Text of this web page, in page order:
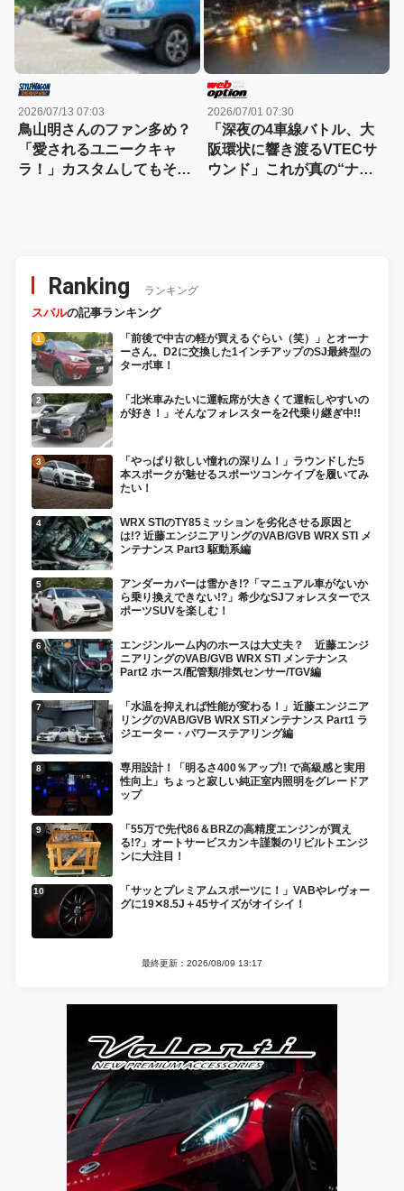
2026/07/13 07:03
鳥山明さんのファン多め？
「愛されるユニークキャ
ラ！」カスタムしてもその
2026/07/01 07:30
「深夜の4車線バトル、大
阪環状に響き渡るVTECサ
ウンド」これが真の“ナニ
Ranking ランキング
スバルの記事ランキング
「前後で中古の軽が買えるぐらい（笑）」とオーナ
ーさん。D2に交換した1インチアップのSJ最終型の
ターボ車！
「北米車みたいに運転席が大きくて運転しやすいの
が好き！」そんなフォレスターを2代乗り継ぎ中!!
「やっぱり欲しい憧れの深リム！」ラウンドした5
本スポークが魅せるスポーツコンケイブを履いてみ
たい！
WRX STIのTY85ミッションを劣化させる原因と
は!? 近藤エンジニアリングのVAB/GVB WRX STI メ
ンテナンス Part3 駆動系編
アンダーカバーは雪かき!?「マニュアル車がないか
ら乗り換えできない!?」希少なSJフォレスターでス
ポーツSUVを楽しむ！
エンジンルーム内のホースは大丈夫？ 近藤エンジ
ニアリングのVAB/GVB WRX STI メンテナンス
Part2 ホース/配管類/排気センサー/TGV編
「水温を抑えれば性能が変わる！」近藤エンジニア
リングのVAB/GVB WRX STIメンテナンス Part1 ラ
ジエーター・パワーステアリング編
専用設計！「明るさ400％アップ!! で高級感と実用
性向上」ちょっと寂しい純正室内照明をグレードア
ップ
「55万で先代86＆BRZの高精度エンジンが買え
る!?」オートサービスカンキ謹製のリビルトエンジ
ンに大注目！
「サッとプレミアムスポーツに！」VABやレヴォー
グに19✕8.5J＋45サイズがオイシイ！
最終更新：2026/08/09 13:17